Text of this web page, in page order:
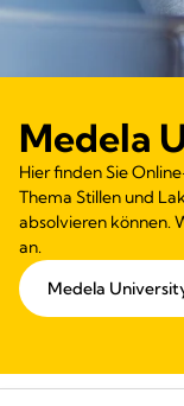
Medela
Hier finden Sie
Thema Stillen und
absolvieren können.
an.
Medela